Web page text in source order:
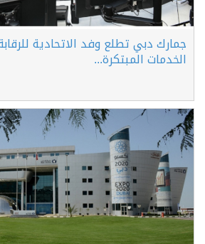
جمارك دبي تطلع وفد الاتحادية
الخدمات المبتكرة...